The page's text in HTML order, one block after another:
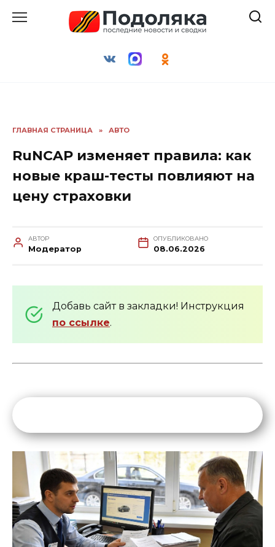
ГЛАВНАЯ СТРАНИЦА » АВТО
RuNCAP изменяет правила: как
новые краш-тесты повлияют на
цену страховки
АВТОР
Модератор
ОПУБЛИКОВАНО
08.06.2026
Добавь сайт в закладки! Инструкция
по ссылке.